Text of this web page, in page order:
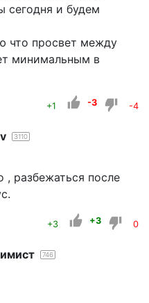
сегодня и будем
что просвет между
минимальным в
+1 -3 -4
3110
, разбежаться после
+3 +3 0
746